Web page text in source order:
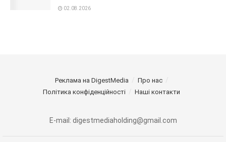
02.08.2026
Реклама на DigestMedia
Про нас
Політика конфіденційності
Наші контакти
E-mail: digestmediaholding@gmail.com